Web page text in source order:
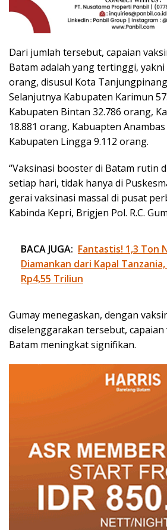
Dari jumlah tersebut, capaian
Batam adalah yang tertinggi, yakni
orang, disusul Kota
Selanjutnya Kabupaten Karimun
Kabupaten Bintan 32.786 orang,
18.881 orang, Kabuapten
Kabupaten Lingga 9.112 orang.
“Vaksinasi booster di Batam rutin
setiap hari, tidak hanya di
gerai vaksinasi massal di pusat
Kabinda Kepri, Brigjen Pol. R.C.
BACA JUGA: Fantastis! 1,3 Ton
Diamankan dari Kapal
Rp4,55 Triliun
Gumay menegaskan, dengan
diselenggarakan tersebut,
Batam meningkat signifikan.